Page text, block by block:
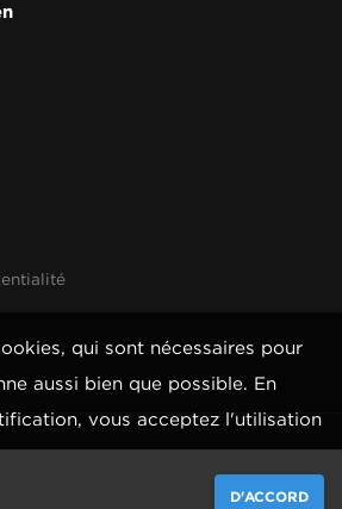
qui sont nécessaires pour
aussi bien que possible. En
vous acceptez l'utilisation
D'ACCORD